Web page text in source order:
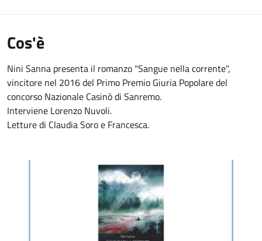
Cos'è
Nini Sanna presenta il romanzo "Sangue nella corrente",
vincitore nel 2016 del Primo Premio Giuria Popolare del
concorso Nazionale Casinò di Sanremo.
Interviene Lorenzo Nuvoli.
Letture di Claudia Soro e Francesca.